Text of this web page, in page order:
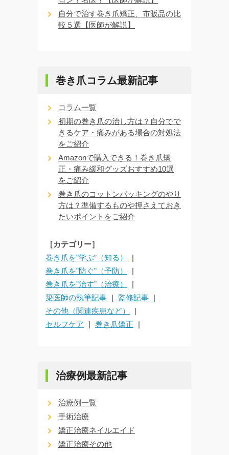
自分で治す巻き爪矯正、市販品の比
較５選【医師が解説】
巻き爪コラム最新記事
コラム一覧
初期の巻き爪の治し方は？自分でで
きるケア・痛みがある場合の対処法
をご紹介
Amazonで購入できる！巻き爪矯
正・痛み緩和グッズおすすめ10選
をご紹介
巻き爪のコットンパッキングのやり
方は？準備するものや押さえておき
たいポイントをご紹介
［カテゴリー］
巻き爪を”学ぶ”（知る）
巻き爪を”防ぐ”（予防）
巻き爪を”治す”（治療）
簗医師の執筆記事
監修記事
その他（関連疾患など）
セルフケア
巻き爪矯正
治療例最新記事
治療例一覧
手術治療
矯正治療ネイルエイド
矯正治療その他